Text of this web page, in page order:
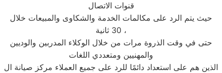
قنوات الاتصال
حيث يتم الرد على مكالمات الخدمة والشكاوى والمبيعات خلال
30 ثانية ،
حتى في وقت الذروة مرات من خلال الوكلاء المدربين والوديين
والمهنيين ومتعددي اللغات
الذين هم على استعداد دائمًا للرد على جميع العملاء مركز صيانة ال